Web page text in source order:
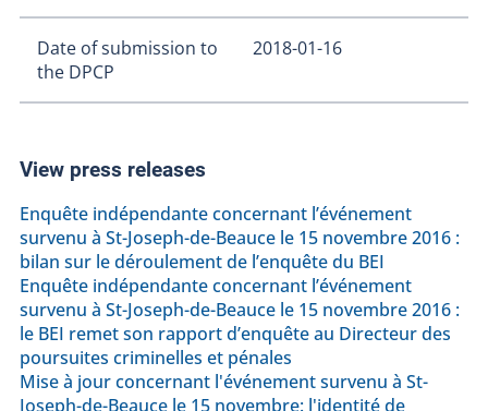
Date of submission to
the DPCP
2018-01-16
View press releases
Enquête indépendante concernant l’événement
survenu à St-Joseph-de-Beauce le 15 novembre 2016 :
bilan sur le déroulement de l’enquête du BEI
Enquête indépendante concernant l’événement
survenu à St-Joseph-de-Beauce le 15 novembre 2016 :
le BEI remet son rapport d’enquête au Directeur des
poursuites criminelles et pénales
Mise à jour concernant l'événement survenu à St-
Joseph-de-Beauce le 15 novembre: l'identité de